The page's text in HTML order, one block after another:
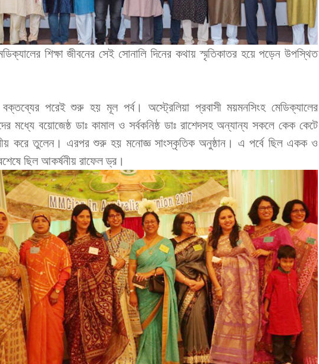
শিক্ষা জীবনের সেই সোনালি দিনের কথায় স্মৃতিকাতর হয়ে পড়েন উপস্থিত
বক্তব্যের পরেই শুরু হয় মূল পর্ব। অস্ট্রেলিয়া প্রবাসী ময়মনসিংহ মেডিক্যালের
মধ্যে বয়োজেষ্ঠ ডাঃ কামাল ও সর্বকনিষ্ঠ ডাঃ রাশেদসহ অন্যান্য সকলে কেক কেটে
করে তুলেন। এরপর শুরু হয় মনোজ্ঞ সাংস্কৃতিক অনুষ্ঠান। এ পর্বে ছিল একক ও
ছিল আকর্ষনীয় রাফেল ড্র।